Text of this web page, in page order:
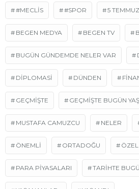
#MECLIS #SPOR 5 TEMMUZ
BEGEN MEDYA BEGEN TV
BUGÜN GÜNDEMDE NELER VAR
DIPLOMASI DÜNDEN
GEÇMIŞTE GEÇMIŞTE BUGÜN
MUSTAFA CAMUZCU NELER
ÖNEMLI ORTADOĞU ÖZEL
PARA PIYASALARI TARİHTE